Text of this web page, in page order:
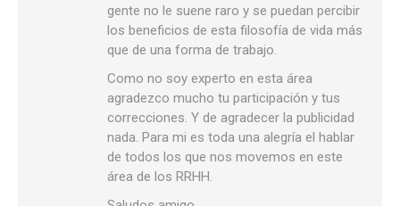
gente no le suene raro y se puedan percibir
los beneficios de esta filosofía de vida más
que de una forma de trabajo.
Como no soy experto en esta área
agradezco mucho tu participación y tus
correcciones. Y de agradecer la publicidad
nada. Para mi es toda una alegría el hablar
de todos los que nos movemos en este
área de los RRHH.